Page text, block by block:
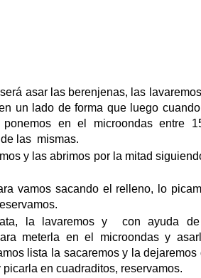
asar las berenjenas, las
un lado de forma que luego
en el microondas entre
las mismas.
y las abrimos por la mitad
vamos sacando el relleno, lo
la lavaremos y con ayuda
meterla en el microondas y
lista la sacaremos y la dejaremos
en cuadraditos, reservamos.